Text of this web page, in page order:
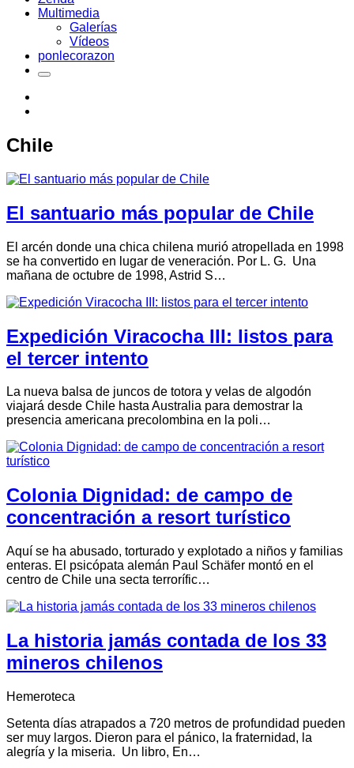
Multimedia
Galerías
Vídeos
ponlecorazon
Chile
El santuario más popular de Chile
El arcén donde una chica chilena murió atropellada en 1998
se ha convertido en lugar de veneración. Por L. G. Una
mañana de octubre de 1998, Astrid S…
Expedición Viracocha III: listos para
el tercer intento
La nueva balsa de juncos de totora y velas de algodón
viajará desde Chile hasta Australia para demostrar la
presencia americana precolombina en la poli…
Colonia Dignidad: de campo de
concentración a resort turístico
Aquí se ha abusado, torturado y explotado a niños y familias
enteras. El psicópata alemán Paul Schäfer montó en el
centro de Chile una secta terrorífic…
La historia jamás contada de los 33
mineros chilenos
Hemeroteca
Setenta días atrapados a 720 metros de profundidad pueden
ser muy largos. Dieron para el pánico, la fraternidad, la
alegría y la miseria. Un libro, En…